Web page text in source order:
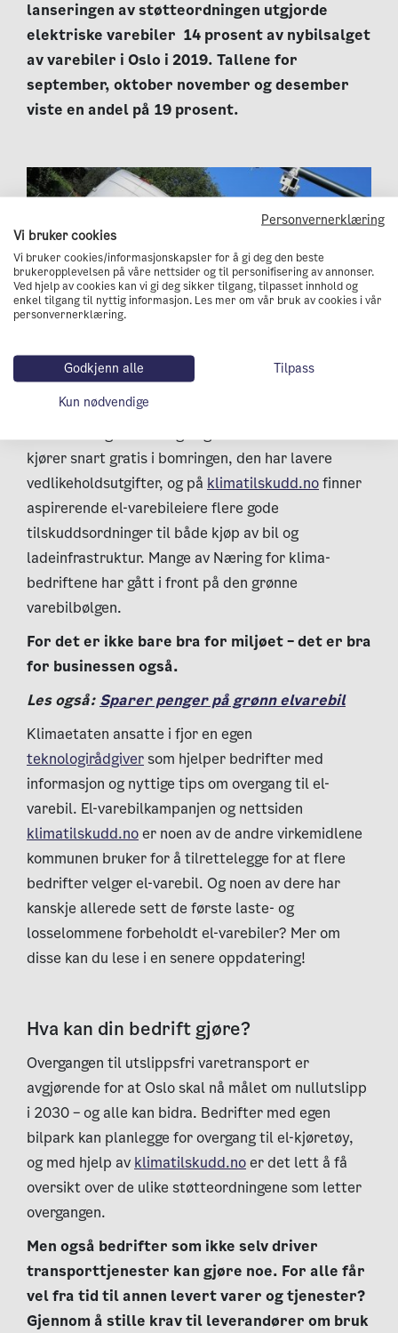
lanseringen av støtteordningen utgjorde
elektriske varebiler 14 prosent av nybilsalget
av varebiler i Oslo i 2019. Tallene for
september, oktober november og desember
viste en andel på 19 prosent.
Elektrisk er nå blitt førstevalget for mange av Oslos
kjører snart gratis i bomringen, den har lavere
vedlikeholdsutgifter, og på klimatilskudd.nofinner
aspirerende el-varebileiere flere gode
tilskuddsordninger til både kjøp av bil og
ladeinfrastruktur. Mange av Næring for klima-
bedriftene har gått i front på den grønne
varebilbølgen.
For det er ikke bare bra for miljøet – det er bra
for businessen også.
Les også: Sparer penger på grønn elvarebil
Klimaetaten ansatte i fjor en egen
teknologirådgiver som hjelper bedrifter med
informasjon og nyttige tips om overgang til el-
varebil. El-varebilkampanjen og nettsiden
klimatilskudd.noer noen av de andre virkemidlene
kommunen bruker for å tilrettelegge for at flere
bedrifter velger el-varebil. Og noen av dere har
kanskje allerede sett de første laste- og
losselommene forbeholdt el-varebiler? Mer om
disse kan du lese i en senere oppdatering!
Hva kan din bedrift gjøre?
Overgangen til utslippsfri varetransport er
avgjørende for at Oslo skal nå målet om nullutslipp
i 2030 – og alle kan bidra. Bedrifter med egen
bilpark kan planlegge for overgang til el-kjøretøy,
og med hjelp av klimatilskudd.noer det lett å få
oversikt over de ulike støtteordningene som letter
overgangen.
Men også bedrifter som ikke selv driver
transporttjenester kan gjøre noe. For alle får
vel fra tid til annen levert varer og tjenester?
Gjennom å stille krav til leverandører om bruk
Personvernerklæring
Vi bruker cookies
Vi bruker cookies/informasjonskapsler for å gi deg den beste
brukeropplevelsen på våre nettsider og til personifisering av annonser.
Ved hjelp av cookies kan vi gi deg sikker tilgang, tilpasset innhold og
enkel tilgang til nyttig informasjon. Les mer om vår bruk av cookies i vår
personvernerklæring.
Godkjenn alle
Tilpass
Kun nødvendige